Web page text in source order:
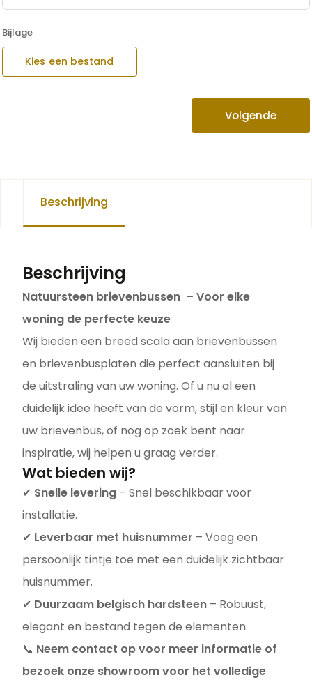
Bijlage
Kies een bestand
Volgende
Beschrijving
Beschrijving
Natuursteen brievenbussen – Voor elke
woning de perfecte keuze
Wij bieden een breed scala aan brievenbussen
en brievenbusplaten die perfect aansluiten bij
de uitstraling van uw woning. Of u nu al een
duidelijk idee heeft van de vorm, stijl en kleur van
uw brievenbus, of nog op zoek bent naar
inspiratie, wij helpen u graag verder.
Wat bieden wij?
✔ Snelle levering – Snel beschikbaar voor
installatie.
✔ Leverbaar met huisnummer – Voeg een
persoonlijk tintje toe met een duidelijk zichtbaar
huisnummer.
✔ Duurzaam belgisch hardsteen – Robuust,
elegant en bestand tegen de elementen.
📞 Neem contact op voor meer informatie of
bezoek onze showroom voor het volledige